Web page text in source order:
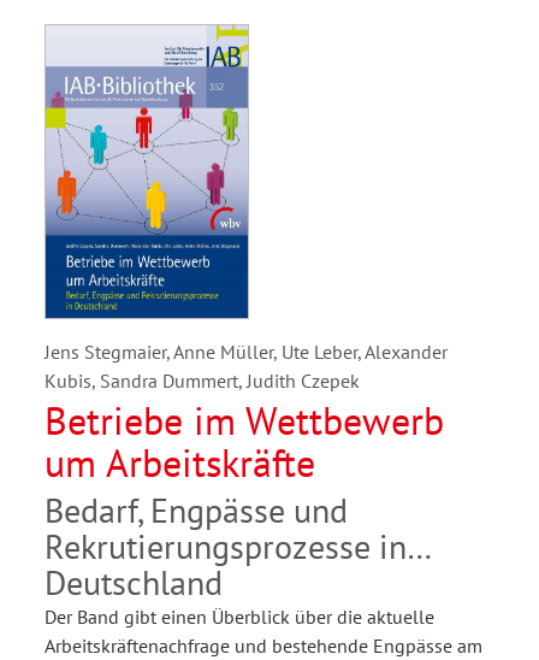
Jens Stegmaier, Anne Müller, Ute Leber, Alexander
Kubis, Sandra Dummert, Judith Czepek
Betriebe im Wettbewerb
um Arbeitskräfte
Bedarf, Engpässe und
Rekrutierungsprozesse in
Deutschland
Der Band gibt einen Überblick über die aktuelle
Arbeitskräftenachfrage und bestehende Engpässe am